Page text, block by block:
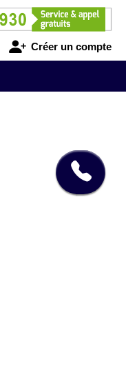
Créer un compte